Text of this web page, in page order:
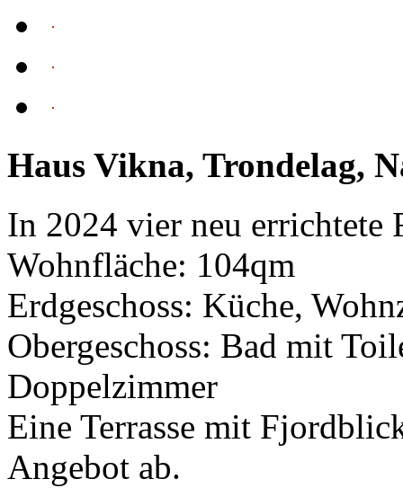
Haus Vikna, Trondelag,
In 2024 vier neu errichtete
Wohnfläche: 104qm
Erdgeschoss: Küche,
Obergeschoss: Bad mit
Doppelzimmer
Eine Terrasse mit
Angebot ab.